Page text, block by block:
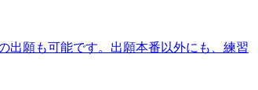
出願も可能です。出願本番以外にも、練習